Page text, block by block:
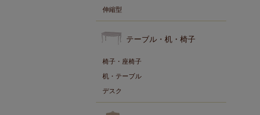
伸縮型
テーブル・机・椅子
椅子・座椅子
机・テーブル
デスク